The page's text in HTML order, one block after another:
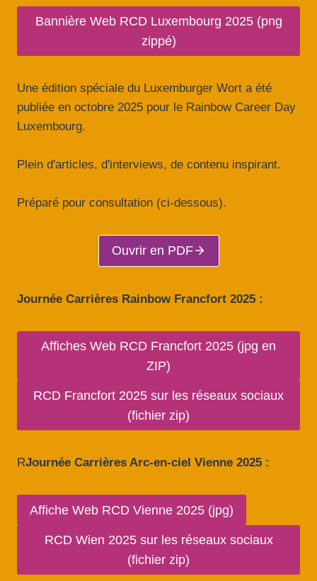
Bannière Web RCD Luxembourg 2025 (png
zippé)
Une édition spéciale du Luxemburger Wort a été
publiée en octobre 2025 pour le Rainbow Career Day
Luxembourg.
Plein d'articles, d'interviews, de contenu inspirant.
Préparé pour consultation (ci-dessous).
Ouvrir en PDF
Journée Carrières Rainbow Francfort 2025 :
Affiches Web RCD Francfort 2025 (jpg en
ZIP)
RCD Francfort 2025 sur les réseaux sociaux
(fichier zip)
RJournée Carrières Arc-en-ciel Vienne 2025 :
Affiche Web RCD Vienne 2025 (jpg)
RCD Wien 2025 sur les réseaux sociaux
(fichier zip)